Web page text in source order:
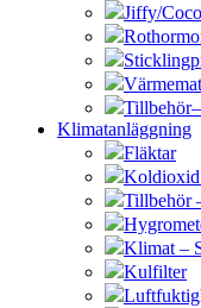
Jiffy/
Klimatanläggning
Fläktar
Tillbehör
Klimat –
Kulfilter